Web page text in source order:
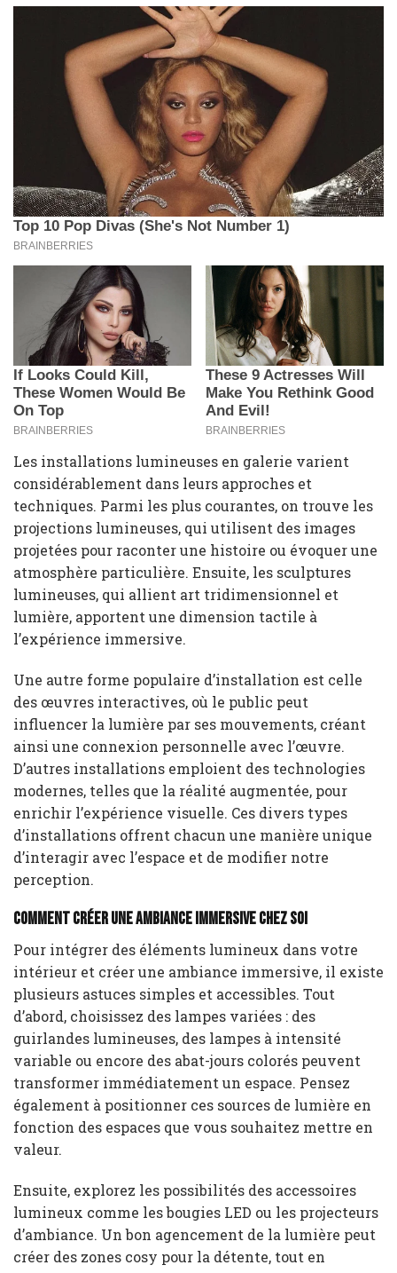
Les installations lumineuses en galerie varient
considérablement dans leurs approches et
techniques. Parmi les plus courantes, on trouve les
projections lumineuses, qui utilisent des images
projetées pour raconter une histoire ou évoquer une
atmosphère particulière. Ensuite, les sculptures
lumineuses, qui allient art tridimensionnel et
lumière, apportent une dimension tactile à
l’expérience immersive.
Une autre forme populaire d’installation est celle
des œuvres interactives, où le public peut
influencer la lumière par ses mouvements, créant
ainsi une connexion personnelle avec l’œuvre.
D’autres installations emploient des technologies
modernes, telles que la réalité augmentée, pour
enrichir l’expérience visuelle. Ces divers types
d’installations offrent chacun une manière unique
d’interagir avec l’espace et de modifier notre
perception.
Comment créer une ambiance immersive chez soi
Pour intégrer des éléments lumineux dans votre
intérieur et créer une ambiance immersive, il existe
plusieurs astuces simples et accessibles. Tout
d’abord, choisissez des lampes variées : des
guirlandes lumineuses, des lampes à intensité
variable ou encore des abat-jours colorés peuvent
transformer immédiatement un espace. Pensez
également à positionner ces sources de lumière en
fonction des espaces que vous souhaitez mettre en
valeur.
Ensuite, explorez les possibilités des accessoires
lumineux comme les bougies LED ou les projecteurs
d’ambiance. Un bon agencement de la lumière peut
créer des zones cosy pour la détente, tout en